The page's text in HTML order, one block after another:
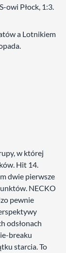
owi Płock, 1:3.
a Lotnikiem
w której
Hit 14.
dwie pierwsze
NECKO
pewnie
odsłonach
breaku
starcia. To